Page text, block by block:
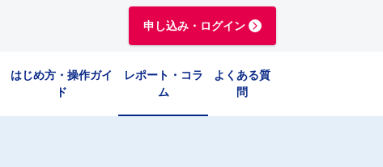
申し込み・ログイン
はじめ方・操作ガイ
ド
レポート・コラ
ム
よくある質
問